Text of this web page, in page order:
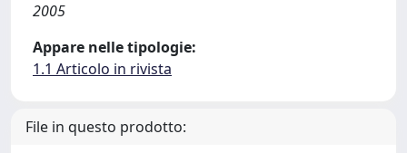
2005
Appare nelle tipologie:
1.1 Articolo in rivista
File in questo prodotto: